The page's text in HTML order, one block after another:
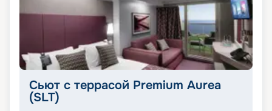
Сьют с террасой Premium Aurea
(SLT)